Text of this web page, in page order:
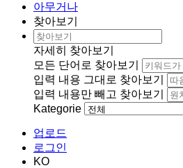
아무거나
찾아보기
자세히 찾아보기
모든 단어로 찾아보기
입력 내용 그대로 찾아보기
입력 내용만 빼고 찾아보기
Kategorie
업로드
로그인
KO